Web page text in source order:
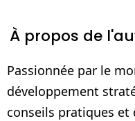
À propos de
Passionnée par le
développement
conseils pratiques et